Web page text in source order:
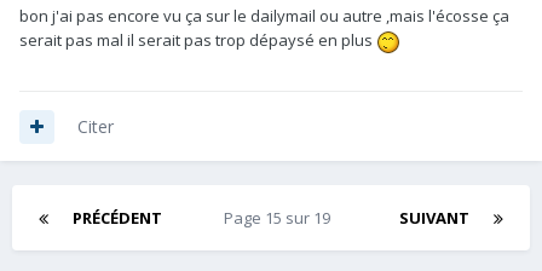
bon j'ai pas encore vu ça sur le dailymail ou autre ,mais l'écosse ça
serait pas mal il serait pas trop dépaysé en plus
Citer
PRÉCÉDENT SUIVANT
Page 15 sur 19